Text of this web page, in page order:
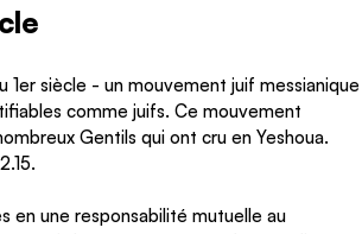
siècle - un mouvement juif messianique
comme juifs. Ce mouvement
Gentils qui ont cru en Yeshoua.
en une responsabilité mutuelle au